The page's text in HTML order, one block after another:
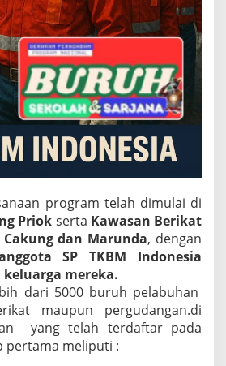
program telah dimulai di
Priok serta Kawasan Berikat
dan Marunda, dengan
SP TKBM Indonesia
mereka.
dari 5000 buruh pelabuhan
maupun pergudangan.di
yang telah terdaftar pada
pertama meliputi :